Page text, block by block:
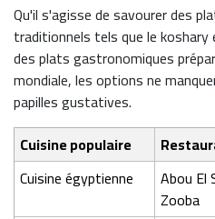
Qu'il s'agisse de savourer des
traditionnels tels que le
des plats gastronomiques
mondiale, les options ne
papilles gustatives.
Cuisine populaire
Cuisine égyptienne
Abou El
Zooba